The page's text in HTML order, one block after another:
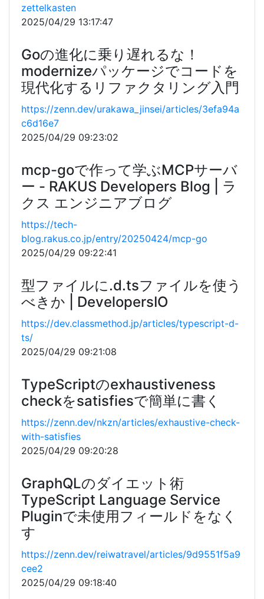
zettelkasten
2025/04/29 13:17:47
Goの進化に乗り遅れるな！
modernizeパッケージでコードを
現代化するリファクタリング入門
https://zenn.dev/urakawa_jinsei/articles/3efa94a
c6d16e7
2025/04/29 09:23:02
mcp-goで作って学ぶMCPサーバ
ー - RAKUS Developers Blog | ラ
クス エンジニアブログ
https://tech-
blog.rakus.co.jp/entry/20250424/mcp-go
2025/04/29 09:22:41
型ファイルに.d.tsファイルを使う
べきか | DevelopersIO
https://dev.classmethod.jp/articles/typescript-d-
ts/
2025/04/29 09:21:08
TypeScriptのexhaustiveness
checkをsatisfiesで簡単に書く
https://zenn.dev/nkzn/articles/exhaustive-check-
with-satisfies
2025/04/29 09:20:28
GraphQLのダイエット術
TypeScript Language Service
Pluginで未使用フィールドをなく
す
https://zenn.dev/reiwatravel/articles/9d9551f5a9
cee2
2025/04/29 09:18:40